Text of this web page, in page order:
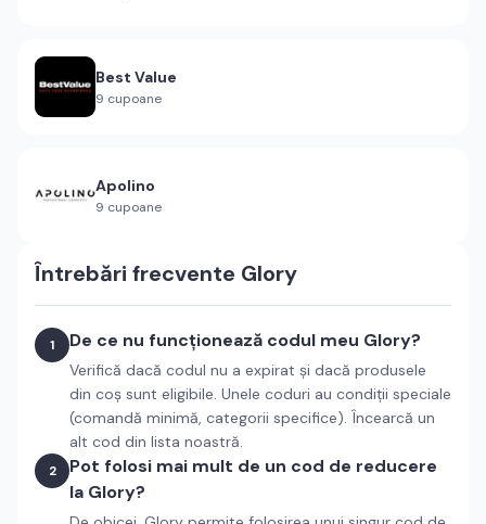
Best Value
9 cupoane
Apolino
9 cupoane
Întrebări frecvente Glory
1 De ce nu funcționează codul meu Glory?
Verifică dacă codul nu a expirat și dacă produsele
din coș sunt eligibile. Unele coduri au condiții speciale
(comandă minimă, categorii specifice). Încearcă un
alt cod din lista noastră.
2
Pot folosi mai mult de un cod de reducere
la Glory?